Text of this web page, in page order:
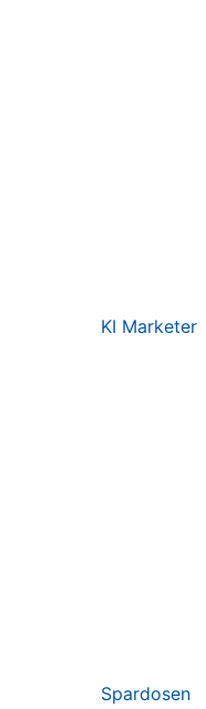
KI Marketer
Spardosen